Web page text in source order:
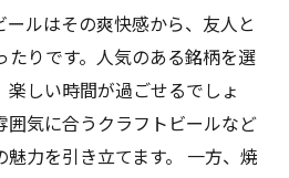
ールはその爽快感から、友人と
たりです。人気のある銘柄を選
楽しい時間が過ごせるでしょ
囲気に合うクラフトビールなど
魅力を引き立てます。 一方、焼